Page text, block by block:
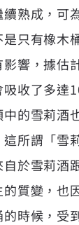
熟成，可
只有橡木
響，據估
收了多達
的雪莉酒
所謂「雪
於雪莉酒
質變，也
時候，受